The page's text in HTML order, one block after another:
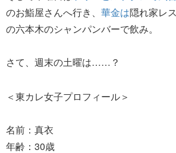
のお鮨屋さんへ行き、 華金は隠れ家レ
の六本木のシャンパンバーで飲み。
さて、週末の土曜は……？
＜東カレ女子プロフィール＞
名前：真衣
年齢：30歳